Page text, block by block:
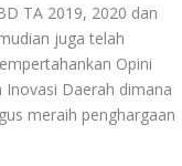
TA 2019, 2020 dan
juga telah
Opini
Daerah dimana
meraih penghargaan